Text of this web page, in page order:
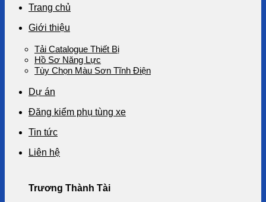
Trang chủ
Giới thiệu
Tải Catalogue Thiết Bị
Hồ Sơ Năng Lực
Tùy Chọn Màu Sơn Tĩnh Điện
Dự án
Đăng kiểm phụ tùng xe
Tin tức
Liên hệ
Trương Thành Tài